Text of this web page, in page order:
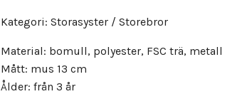
Kategori: Storasyster / Storebror
Material: bomull, polyester, FSC trä, metall
Mått: mus 13 cm
Ålder: från 3 år